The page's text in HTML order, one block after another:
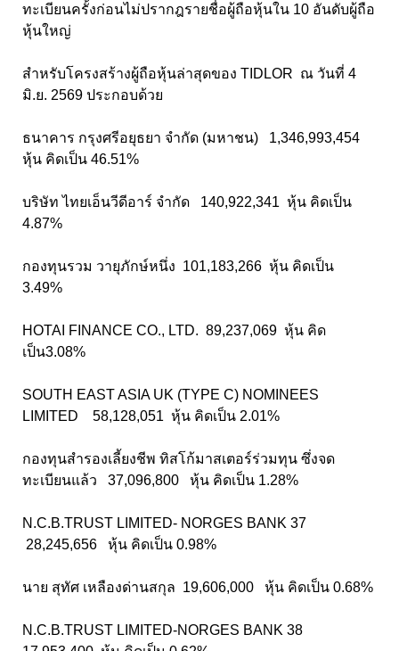
ทะเบียนครั้งก่อนไม่ปรากฎรายชื่อผู้ถือหุ้นใน 10 อันดับผู้ถือ
หุ้นใหญ่
สำหรับโครงสร้างผู้ถือหุ้นล่าสุดของ TIDLOR ณ วันที่ 4
มิ.ย. 2569 ประกอบด้วย
ธนาคาร กรุงศรีอยุธยา จำกัด (มหาชน) 1,346,993,454
หุ้น คิดเป็น 46.51%
บริษัท ไทยเอ็นวีดีอาร์ จำกัด 140,922,341 หุ้น คิดเป็น
4.87%
กองทุนรวม วายุภักษ์หนึ่ง 101,183,266 หุ้น คิดเป็น
3.49%
HOTAI FINANCE CO., LTD. 89,237,069 หุ้น คิด
เป็น3.08%
SOUTH EAST ASIA UK (TYPE C) NOMINEES
LIMITED 58,128,051 หุ้น คิดเป็น 2.01%
กองทุนสำรองเลี้ยงชีพ ทิสโก้มาสเตอร์ร่วมทุน ซึ่งจด
ทะเบียนแล้ว 37,096,800 หุ้น คิดเป็น 1.28%
N.C.B.TRUST LIMITED- NORGES BANK 37
28,245,656 หุ้น คิดเป็น 0.98%
นาย สุทัศ เหลืองด่านสกุล 19,606,000 หุ้น คิดเป็น 0.68%
N.C.B.TRUST LIMITED-NORGES BANK 38